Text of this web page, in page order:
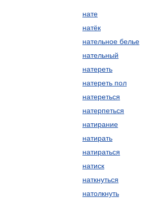
нате
натёк
нательное белье
нательный
натереть
натереть пол
натереться
натерпеться
натирание
натирать
натираться
натиск
наткнуться
натолкнуть